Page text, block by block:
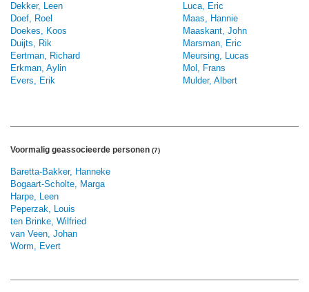
Dekker, Leen
Doef, Roel
Doekes, Koos
Duijts, Rik
Eertman, Richard
Erkman, Aylin
Evers, Erik
Luca, Eric
Maas, Hannie
Maaskant, John
Marsman, Eric
Meursing, Lucas
Mol, Frans
Mulder, Albert
Voormalig geassocieerde personen (7)
Baretta-Bakker, Hanneke
Bogaart-Scholte, Marga
Harpe, Leen
Peperzak, Louis
ten Brinke, Wilfried
van Veen, Johan
Worm, Evert